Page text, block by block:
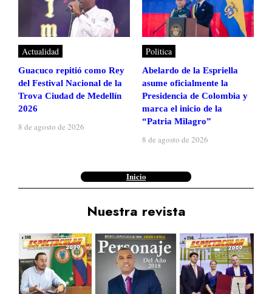
Actualidad
Guacuco repitió como Rey
del Festival Nacional de la
Trova Ciudad de Medellín
2026
8 de agosto de 2026
Politica
Abelardo de la Espriella
asume oficialmente la
Presidencia de Colombia y
marca el inicio de la
“Patria Milagro”
8 de agosto de 2026
Inicio
Nuestra revista